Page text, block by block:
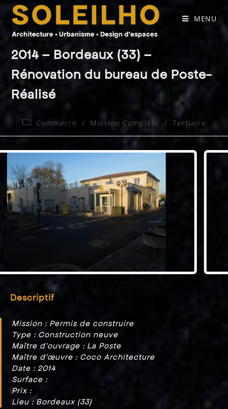
Skip
content
MENU
2014 – Bordeaux (33) –
Rénovation du bureau de Poste-
Réalisé
PostCommerce / Mission Complète / Tertiaire
Descriptif
Mission : Permis de construire
Type : Construction neuve
Maître d’ouvrage : La Poste
Maître d’œuvre : Coco Architecture
Date : 2014
Surface :
Prix :
Lieu : Bordeaux (33)